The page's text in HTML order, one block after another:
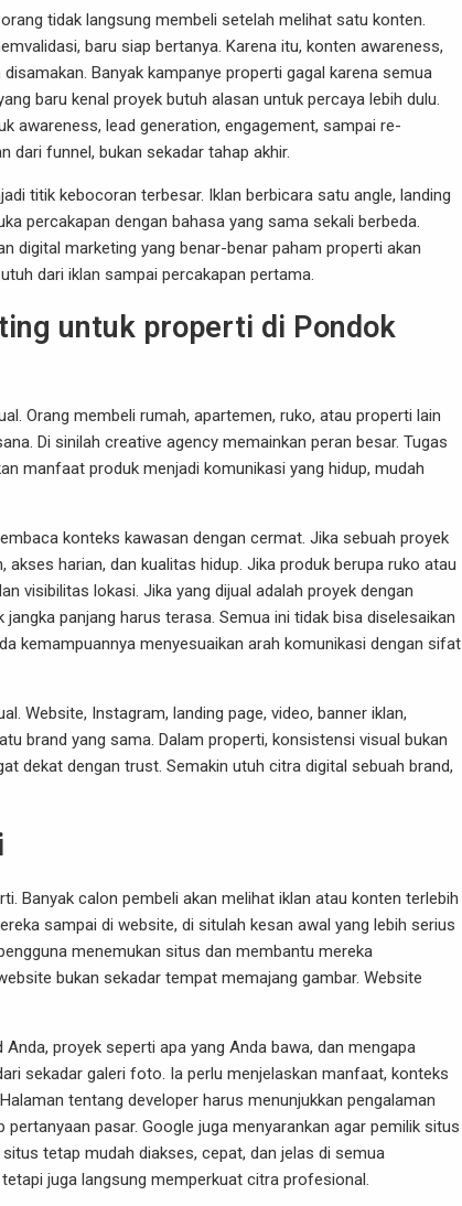
tidak langsung membeli setelah melihat satu konten.
baru siap bertanya. Karena itu, konten awareness,
Banyak kampanye properti gagal karena semua
baru kenal proyek butuh alasan untuk percaya lebih dulu.
awareness, lead generation, engagement, sampai re-
dari funnel, bukan sekadar tahap akhir.
titik kebocoran terbesar. Iklan berbicara satu angle, landing
percakapan dengan bahasa yang sama sekali berbeda.
digital marketing yang benar-benar paham properti akan
dari iklan sampai percakapan pertama.
untuk properti di Pondok
Orang membeli rumah, apartemen, ruko, atau properti lain
Di sinilah creative agency memainkan peran besar. Tugas
manfaat produk menjadi komunikasi yang hidup, mudah
konteks kawasan dengan cermat. Jika sebuah proyek
harian, dan kualitas hidup. Jika produk berupa ruko atau
visibilitas lokasi. Jika yang dijual adalah proyek dengan
panjang harus terasa. Semua ini tidak bisa diselesaikan
kemampuannya menyesuaikan arah komunikasi dengan sifat
Website, Instagram, landing page, video, banner iklan,
brand yang sama. Dalam properti, konsistensi visual bukan
dekat dengan trust. Semakin utuh citra digital sebuah brand,
Banyak calon pembeli akan melihat iklan atau konten terlebih
sampai di website, di situlah kesan awal yang lebih serius
menemukan situs dan membantu mereka
bukan sekadar tempat memajang gambar. Website
proyek seperti apa yang Anda bawa, dan mengapa
sekadar galeri foto. Ia perlu menjelaskan manfaat, konteks
tentang developer harus menunjukkan pengalaman
pasar. Google juga menyarankan agar pemilik situs
tetap mudah diakses, cepat, dan jelas di semua
juga langsung memperkuat citra profesional.